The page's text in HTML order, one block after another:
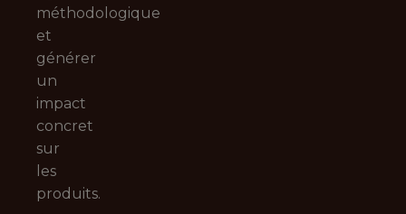
méthodologique
et
générer
un
impact
concret
sur
les
produits.